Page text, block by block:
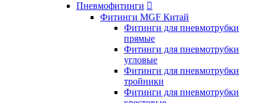
Пневмофитинги 
Фитинги MGF Китай
Фитинги для пневмотрубки
прямые
Фитинги для пневмотрубки
угловые
Фитинги для пневмотрубки
тройники
Фитинги для пневмотрубки